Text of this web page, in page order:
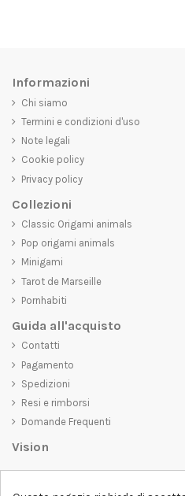
Informazioni
Chi siamo
Termini e condizioni d'uso
Note legali
Cookie policy
Privacy policy
Collezioni
Classic Origami animals
Pop origami animals
Minigami
Tarot de Marseille
Pornhabiti
Guida all'acquisto
Contatti
Pagamento
Spedizioni
Resi e rimborsi
Domande Frequenti
Vision
belli da vedere, ma che trasmettano